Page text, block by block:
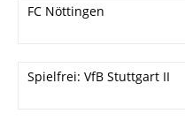
FC Nöttingen
Spielfrei: VfB Stuttgart II